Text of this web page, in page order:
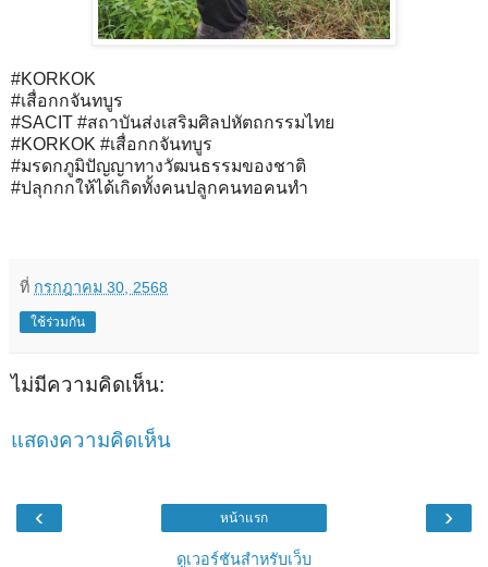
#KORKOK
#เสื่อกกจันทบูร
#SACIT #สถาบันส่งเสริมศิลปหัตถกรรมไทย
#KORKOK #เสื่อกกจันทบูร
#มรดกภูมิปัญญาทางวัฒนธรรมของชาติ
#ปลุกกกให้ได้เกิดทั้งคนปลูกคนทอคนทำ
ที่ กรกฎาคม 30, 2568
ใช้ร่วมกัน
ไม่มีความคิดเห็น:
แสดงความคิดเห็น
‹ ›
หน้าแรก
ดูเวอร์ชันสำหรับเว็บ